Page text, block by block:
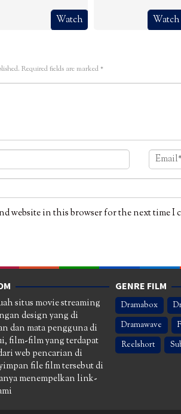
Watch Watch
Required fields are marked*
website in this browser for the next time I
situs movie streaming
design yang di
dan mata pengguna di
film-film yang terdapat
web pencarian di
file film tersebut di
menempelkan link-
GENRE FILM
Dramabox
Dramawave
Reelshort